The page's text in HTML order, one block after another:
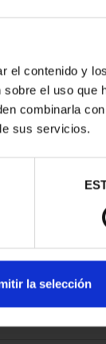
el contenido y
el uso que
combinarla
sus servicios.
la selección